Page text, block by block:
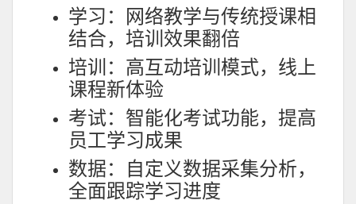
学习：网络教学与传统授课相
结合，培训效果翻倍
培训：高互动培训模式，线上
课程新体验
考试：智能化考试功能，提高
员工学习成果
数据：自定义数据采集分析，
全面跟踪学习进度